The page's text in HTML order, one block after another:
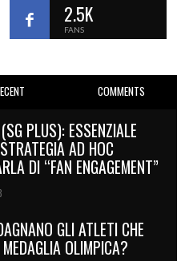
2.5K
FANS
COMMENTS
PLUS): ESSENZIALE
AD HOC
DI “FAN ENGAGEMENT”
GLI ATLETI CHE
OLIMPICA?